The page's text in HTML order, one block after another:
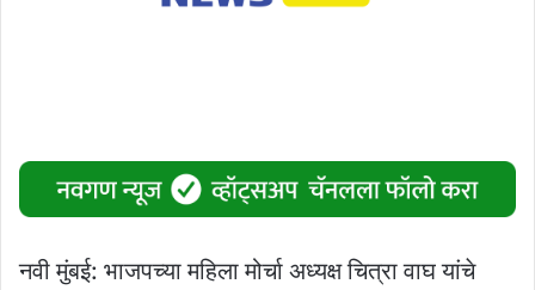
नवी मुंबई: भाजपच्या महिला मोर्चा अध्यक्ष चित्रा वाघ यांचे